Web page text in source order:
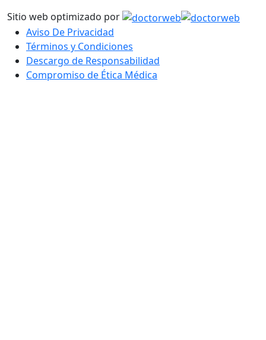
Sitio web optimizado por
Aviso De Privacidad
Términos y Condiciones
Descargo de Responsabilidad
Compromiso de Ética Médica